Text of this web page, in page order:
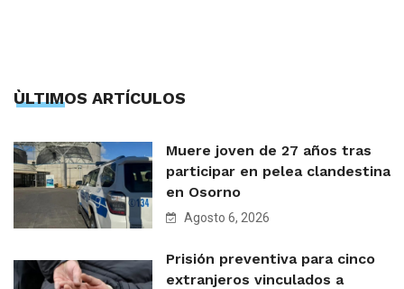
ÙLTIMOS ARTÍCULOS
Muere joven de 27 años tras
participar en pelea clandestina
en Osorno
Agosto 6, 2026
Prisión preventiva para cinco
extranjeros vinculados a